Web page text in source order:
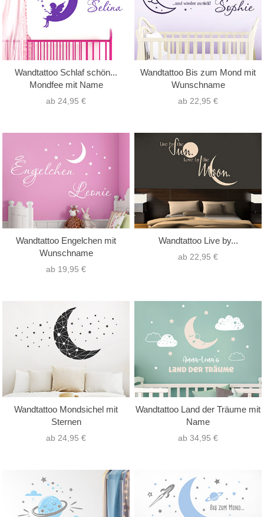
Wandtattoo Schlaf schön...
Mondfee mit Name
ab 24,95 €
Wandtattoo Bis zum Mond mit
Wunschname
ab 22,95 €
Wandtattoo Engelchen mit
Wunschname
ab 19,95 €
Wandtattoo Live by...
ab 22,95 €
Wandtattoo Mondsichel mit
Sternen
ab 24,95 €
Wandtattoo Land der Träume mit
Name
ab 34,95 €